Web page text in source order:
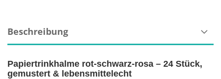
Beschreibung
Papiertrinkhalme rot-schwarz-rosa – 24 Stück,
gemustert & lebensmittelecht